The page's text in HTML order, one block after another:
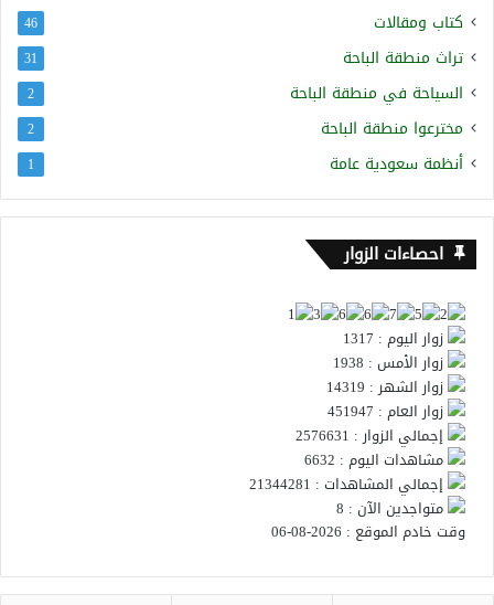
كتاب ومقالات 46
تراث منطقة الباحة 31
السياحة في منطقة الباحة 2
مخترعوا منطقة الباحة 2
أنظمة سعودية عامة 1
احصاءات الزوار
زوار اليوم : 1317
زوار الأمس : 1938
زوار الشهر : 14319
زوار العام : 451947
إجمالي الزوار : 2576631
مشاهدات اليوم : 6632
إجمالي المشاهدات : 21344281
متواجدين الآن : 8
وقت خادم الموقع : 2026-08-06